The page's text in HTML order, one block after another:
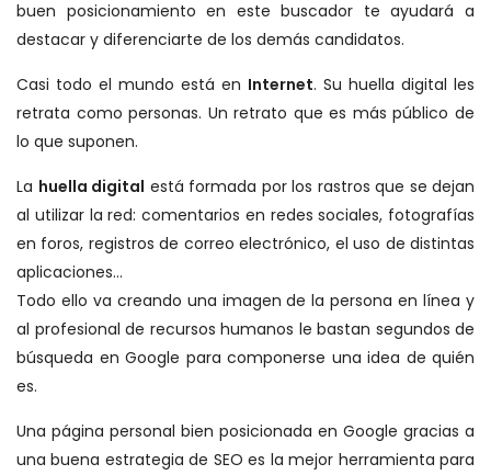
buen posicionamiento en este buscador te ayudará a
destacar y diferenciarte de los demás candidatos.
Casi todo el mundo está en Internet. Su huella digital les
retrata como personas. Un retrato que es más público de
lo que suponen.
La huella digital está formada por los rastros que se dejan
al utilizar la red: comentarios en redes sociales, fotografías
en foros, registros de correo electrónico, el uso de distintas
aplicaciones…
Todo ello va creando una imagen de la persona en línea y
al profesional de recursos humanos le bastan segundos de
búsqueda en Google para componerse una idea de quién
es.
Una página personal bien posicionada en Google gracias a
una buena estrategia de SEO es la mejor herramienta para